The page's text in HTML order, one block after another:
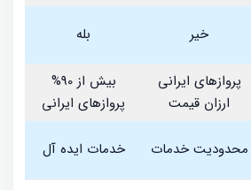
خیر بله
پروازهای ایرانی
ارزان قیمت
بیش از 90%
پروازهای ایرانی
محدودیت خدمات خدمات ایده آل